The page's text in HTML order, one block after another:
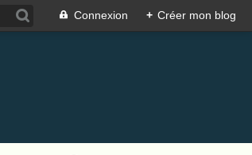
Connexion + Créer mon blog